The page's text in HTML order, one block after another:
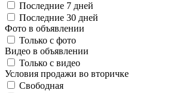
Последние 7 дней
Последние 30 дней
Фото в объявлении
Только с фото
Видео в объявлении
Только с видео
Условия продажи во вторичке
Свободная